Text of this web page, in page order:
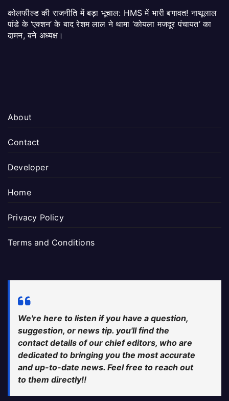
कोलफील्ड की राजनीति में बड़ा भूचाल: HMS में भारी बगावत! नाथूलाल
पांडे के ‘एक्शन’ के बाद रेशम लाल ने थामा ‘कोयला मजदूर पंचायत’ का
दामन, बने अध्यक्ष।
About
Contact
Developer
Home
Privacy Policy
Terms and Conditions
We're here to listen if you have a question,
suggestion, or news tip. you'll find the
contact details of our chief editors, who are
dedicated to bringing you the most accurate
and up-to-date news. Feel free to reach out
to them directly!!